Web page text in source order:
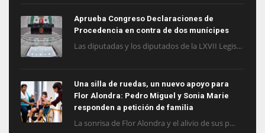
Aprueba Congreso Declaraciones de
Procedencia en contra de dos munícipes
Las diputadas y los diputados de la LXVII Legis...
Una silla de ruedas, un nuevo apoyo para
Flor Alondra: Pedro Miguel y Sonia Marie
responden a petición de familia
La sonrisa de Flor Alondra y el alivio de sus p...